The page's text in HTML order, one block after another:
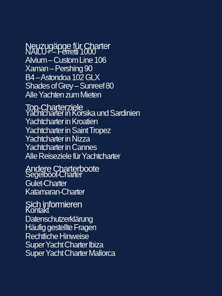
Neuzugänge für Charter
NAILU+ – Ferretti 1000
Alvium – Custom Line 106
Xaman – Pershing 90
B4 – Astondoa 102 GLX
Shades of Grey – Sunreef 80
Alle Yachten zum Mieten
Top-Charterziele
Yachtcharter in Korsika und Sardinien
Yachtcharter in Kroatien
Yachtcharter in Saint Tropez
Yachtcharter in Nizza
Yachtcharter in Cannes
Alle Reiseziele für Yachtcharter
Andere Charterboote
Segelboot-Charter
Gulet-Charter
Katamaran-Charter
Sich informieren
Kontakt
Datenschutzerklärung
Häufig gestellte Fragen
Rechtliche Hinweise
Super Yacht Charter Ibiza
Super Yacht Charter Mallorca